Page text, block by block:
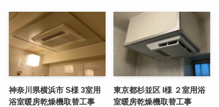
神奈川県横浜市 S様 3室用
浴室暖房乾燥機取替工事
東京都杉並区 I様 ２室用浴
室暖房乾燥機取替工事